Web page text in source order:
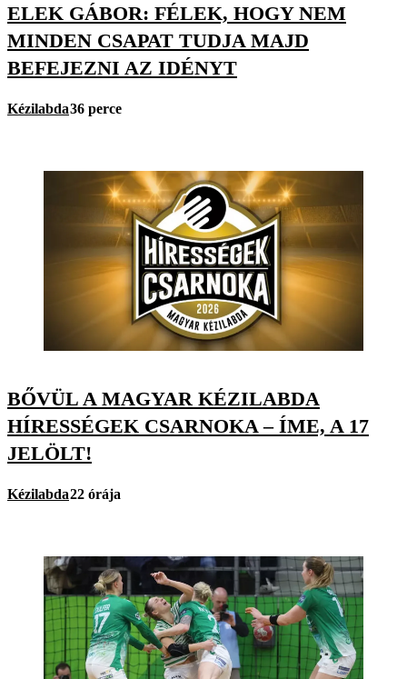
ELEK GÁBOR: FÉLEK, HOGY NEM
MINDEN CSAPAT TUDJA MAJD
BEFEJEZNI AZ IDÉNYT
Kézilabda36 perce
BŐVÜL A MAGYAR KÉZILABDA
HÍRESSÉGEK CSARNOKA – ÍME, A 17
JELÖLT!
Kézilabda22 órája